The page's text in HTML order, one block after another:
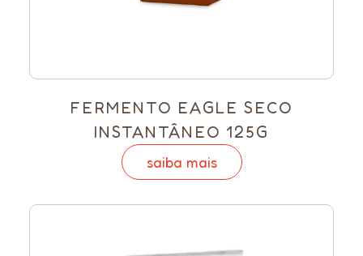
FERMENTO EAGLE SECO
INSTANTÂNEO 125G
saiba mais